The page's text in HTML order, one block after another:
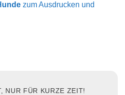
zum Ausdrucken und
NUR FÜR KURZE ZEIT!